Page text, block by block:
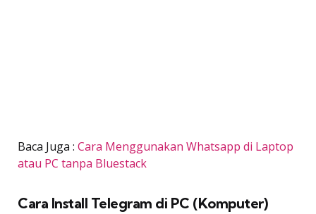
Baca Juga : Cara Menggunakan Whatsapp di Laptop
atau PC tanpa Bluestack
Cara Install Telegram di PC (Komputer)